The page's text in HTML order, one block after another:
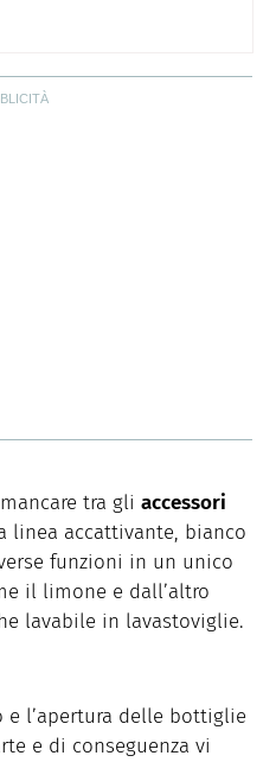
tra gli accessori
linea accattivante, bianco
funzioni in un unico
il limone e dall’altro
lavabile in lavastoviglie.
e l’apertura delle bottiglie
e di conseguenza vi